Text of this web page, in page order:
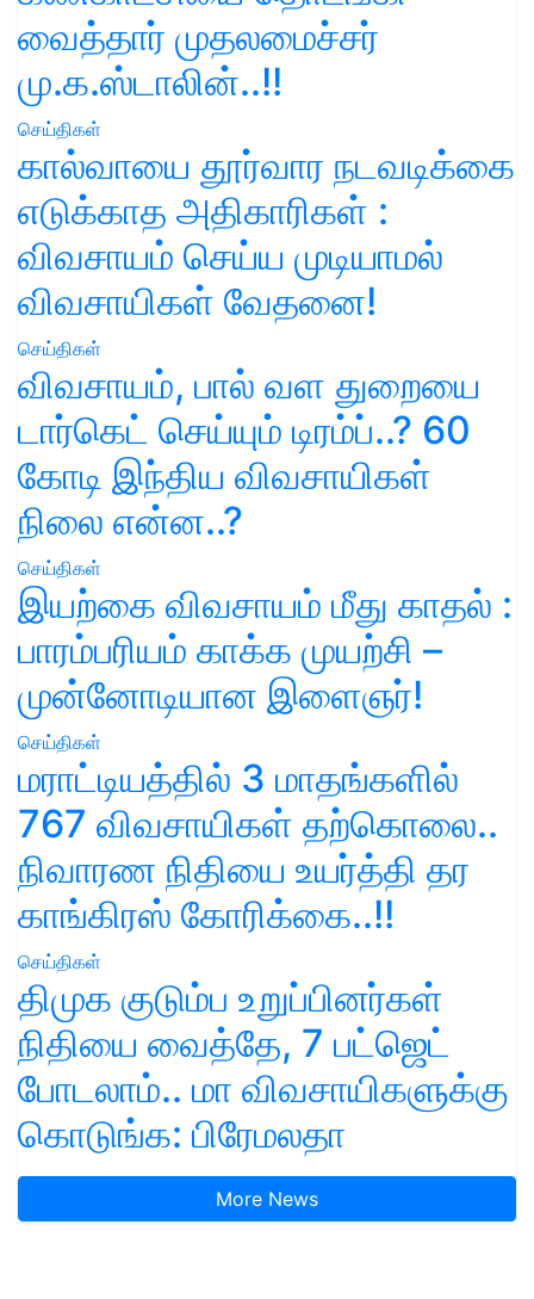
வைத்தார் முதலமைச்சர்
மு.க.ஸ்டாலின்..!!
செய்திகள்
கால்வாயை தூர்வார நடவடிக்கை
எடுக்காத அதிகாரிகள் :
விவசாயம் செய்ய முடியாமல்
விவசாயிகள் வேதனை!
செய்திகள்
விவசாயம், பால் வள துறையை
டார்கெட் செய்யும் டிரம்ப்..? 60
கோடி இந்திய விவசாயிகள்
நிலை என்ன..?
செய்திகள்
இயற்கை விவசாயம் மீது காதல் :
பாரம்பரியம் காக்க முயற்சி –
முன்னோடியான இளைஞர்!
செய்திகள்
மராட்டியத்தில் 3 மாதங்களில்
767 விவசாயிகள் தற்கொலை..
நிவாரண நிதியை உயர்த்தி தர
காங்கிரஸ் கோரிக்கை..!!
செய்திகள்
திமுக குடும்ப உறுப்பினர்கள்
நிதியை வைத்தே, 7 பட்ஜெட்
போடலாம்.. மா விவசாயிகளுக்கு
கொடுங்க: பிரேமலதா
More News